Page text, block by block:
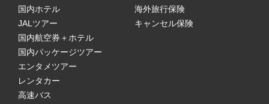
国内ホテル
JALツアー
国内航空券＋ホテル
国内パッケージツアー
エンタメツアー
レンタカー
高速バス
海外旅行保険
キャンセル保険